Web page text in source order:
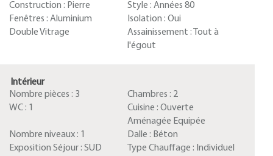
Construction : Pierre Style : Années 80
Fenêtres : Aluminium
Double Vitrage
Isolation : Oui
Assainissement :
Tout à
l'égout
Intérieur
Nombre pièces : 3 Chambres : 2
WC : 1 Cuisine : Ouverte
Aménagée Equipée
Nombre niveaux : 1 Dalle : Béton
Exposition Séjour : SUD
Type Chauffage : Individuel